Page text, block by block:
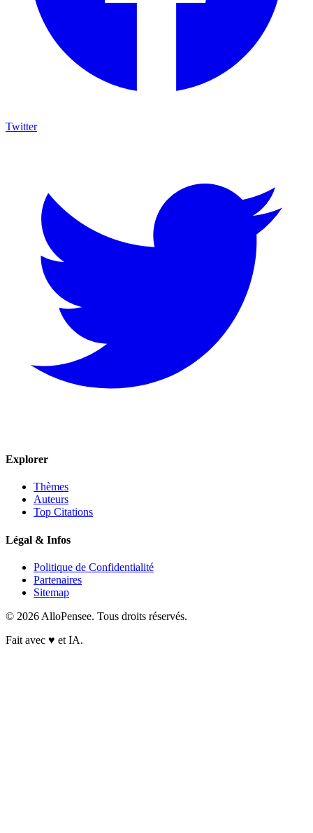
Twitter
Explorer
Thèmes
Auteurs
Top Citations
Légal & Infos
Politique de Confidentialité
Partenaires
Sitemap
© 2026 AlloPensee. Tous droits réservés.
Fait avec ♥ et IA.